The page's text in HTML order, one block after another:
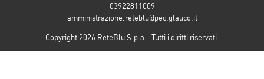
03922811009
amministrazione.reteblu@pec.glauco.it
Copyright 2026 ReteBlu S.p.a - Tutti i diritti riservati.